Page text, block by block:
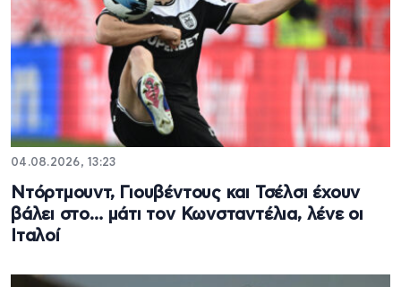
04.08.2026, 13:23
Ντόρτμουντ, Γιουβέντους και Τσέλσι έχουν
βάλει στο… μάτι τον Κωνσταντέλια, λένε οι
Ιταλοί